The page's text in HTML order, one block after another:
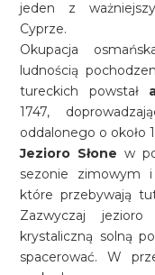
jeden z
Cyprze.
Okupacja
ludnością
tureckich powstał
1747,
oddalonego o około
Jezioro Słone w
sezonie zimowym
które przebywają
Zazwyczaj
krystaliczną solną
spacerować. W